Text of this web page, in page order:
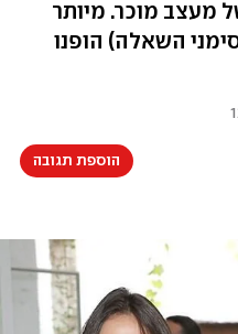
מעצב מוכר. מיותר
השאלה) הופנו
הוספת תגובה